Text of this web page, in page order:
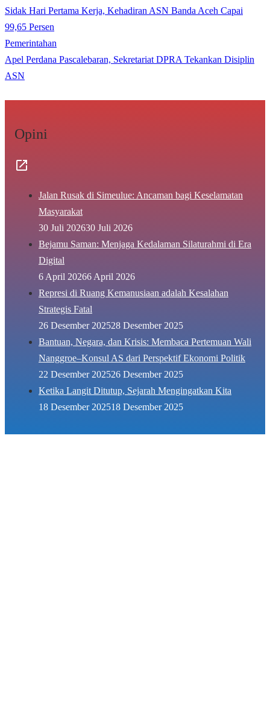
Sidak Hari Pertama Kerja, Kehadiran ASN Banda Aceh Capai
99,65 Persen
Pemerintahan
Apel Perdana Pascalebaran, Sekretariat DPRA Tekankan Disiplin
ASN
Opini
Jalan Rusak di Simeulue: Ancaman bagi Keselamatan
Masyarakat
30 Juli 202630 Juli 2026
Bejamu Saman: Menjaga Kedalaman Silaturahmi di Era
Digital
6 April 20266 April 2026
Represi di Ruang Kemanusiaan adalah Kesalahan
Strategis Fatal
26 Desember 202528 Desember 2025
Bantuan, Negara, dan Krisis: Membaca Pertemuan Wali
Nanggroe–Konsul AS dari Perspektif Ekonomi Politik
22 Desember 202526 Desember 2025
Ketika Langit Ditutup, Sejarah Mengingatkan Kita
18 Desember 202518 Desember 2025